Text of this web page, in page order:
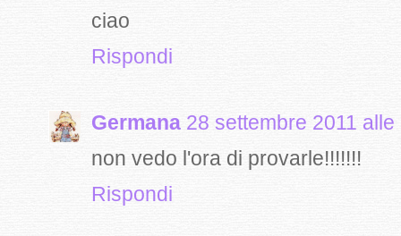
ciao
Rispondi
Germana 28 settembre 2011
non vedo l'ora di provarle!!!!!!!
Rispondi